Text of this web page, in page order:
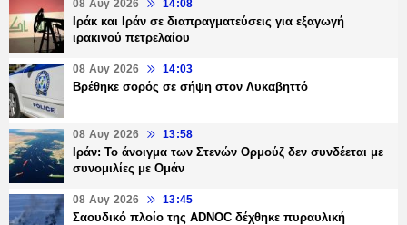
08 Αυγ 2026 14:08
Ιράκ και Ιράν σε διαπραγματεύσεις για εξαγωγή
ιρακινού πετρελαίου
08 Αυγ 2026 14:03
Βρέθηκε σορός σε σήψη στον Λυκαβηττό
08 Αυγ 2026 13:58
Ιράν: Το άνοιγμα των Στενών Ορμούζ δεν συνδέεται με
συνομιλίες με Ομάν
08 Αυγ 2026 13:45
Σαουδικό πλοίο της ADNOC δέχθηκε πυραυλική